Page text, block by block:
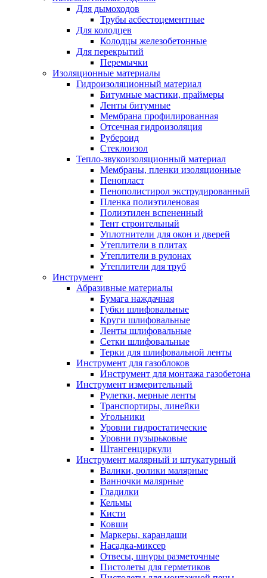
Для дымоходов
Трубы асбестоцементные
Для колодцев
Колодцы железобетонные
Для перекрытий
Перемычки
Изоляционные материалы
Гидроизоляционный материал
Битумные мастики, праймеры
Ленты битумные
Мембрана профилированная
Отсечная гидроизоляция
Рубероид
Стеклоизол
Тепло-звукоизоляционный материал
Мембраны, пленки изоляционные
Пенопласт
Пенополистирол экструдированный
Пленка полиэтиленовая
Полиэтилен вспененный
Тент строительный
Уплотнители для окон и дверей
Утеплители в плитах
Утеплители в рулонах
Утеплители для труб
Инструмент
Абразивные материалы
Бумага наждачная
Губки шлифовальные
Круги шлифовальные
Ленты шлифовальные
Сетки шлифовальные
Терки для шлифовальной ленты
Инструмент для газоблоков
Инструмент для монтажа газобетона
Инструмент измерительный
Рулетки, мерные ленты
Транспортиры, линейки
Угольники
Уровни гидростатические
Уровни пузырьковые
Штангенциркули
Инструмент малярный и штукатурный
Валики, ролики малярные
Ванночки малярные
Гладилки
Кельмы
Кисти
Ковши
Маркеры, карандаши
Насадка-миксер
Отвесы, шнуры разметочные
Пистолеты для герметиков